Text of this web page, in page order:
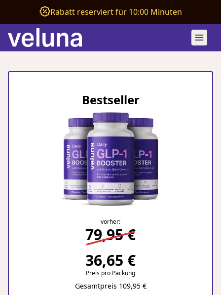
Rabatt reserviert für 10:00 Minuten
Bestseller
vorher:
79,95 €
36,65 €
Preis pro Packung
Gesamtpreis 109,95 €